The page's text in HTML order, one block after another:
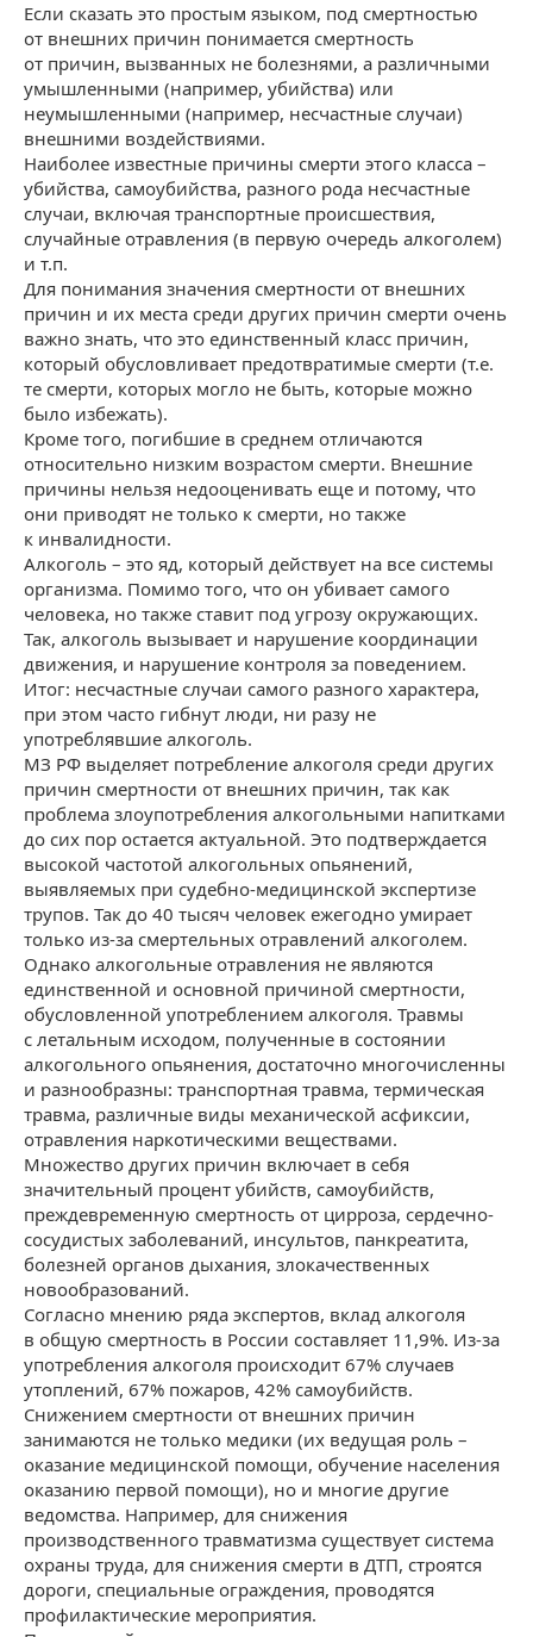
Если сказать это простым языком, под смертностью
от внешних причин понимается смертность
от причин, вызванных не болезнями, а различными
умышленными (например, убийства) или
неумышленными (например, несчастные случаи)
внешними воздействиями.
Наиболее известные причины смерти этого класса –
убийства, самоубийства, разного рода несчастные
случаи, включая транспортные происшествия,
случайные отравления (в первую очередь алкоголем)
и т.п.
Для понимания значения смертности от внешних
причин и их места среди других причин смерти очень
важно знать, что это единственный класс причин,
который обусловливает предотвратимые смерти (т.е.
те смерти, которых могло не быть, которые можно
было избежать).
Кроме того, погибшие в среднем отличаются
относительно низким возрастом смерти. Внешние
причины нельзя недооценивать еще и потому, что
они приводят не только к смерти, но также
к инвалидности.
Алкоголь – это яд, который действует на все системы
организма. Помимо того, что он убивает самого
человека, но также ставит под угрозу окружающих.
Так, алкоголь вызывает и нарушение координации
движения, и нарушение контроля за поведением.
Итог: несчастные случаи самого разного характера,
при этом часто гибнут люди, ни разу не
употреблявшие алкоголь.
МЗ РФ выделяет потребление алкоголя среди других
причин смертности от внешних причин, так как
проблема злоупотребления алкогольными напитками
до сих пор остается актуальной. Это подтверждается
высокой частотой алкогольных опьянений,
выявляемых при судебно-медицинской экспертизе
трупов. Так до 40 тысяч человек ежегодно умирает
только из-за смертельных отравлений алкоголем.
Однако алкогольные отравления не являются
единственной и основной причиной смертности,
обусловленной употреблением алкоголя. Травмы
с летальным исходом, полученные в состоянии
алкогольного опьянения, достаточно многочисленны
и разнообразны: транспортная травма, термическая
травма, различные виды механической асфиксии,
отравления наркотическими веществами.
Множество других причин включает в себя
значительный процент убийств, самоубийств,
преждевременную смертность от цирроза, сердечно-
сосудистых заболеваний, инсультов, панкреатита,
болезней органов дыхания, злокачественных
новообразований.
Согласно мнению ряда экспертов, вклад алкоголя
в общую смертность в России составляет 11,9%. Из-за
употребления алкоголя происходит 67% случаев
утоплений, 67% пожаров, 42% самоубийств.
Снижением смертности от внешних причин
занимаются не только медики (их ведущая роль –
оказание медицинской помощи, обучение населения
оказанию первой помощи), но и многие другие
ведомства. Например, для снижения
производственного травматизма существует система
охраны труда, для снижения смерти в ДТП, строятся
дороги, специальные ограждения, проводятся
профилактические мероприятия.